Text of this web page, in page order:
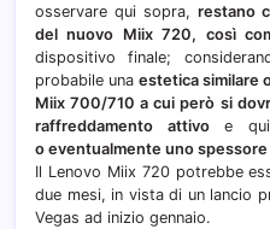
osservare qui sopra, restano
del nuovo Miix 720, così
dispositivo finale;
probabile una estetica similare
Miix 700/710 a cui però si
raffreddamento attivoe
o eventualmente uno
Il Lenovo Miix 720 potrebbe
due mesi, in vista di un lancio
Vegas ad inizio gennaio.